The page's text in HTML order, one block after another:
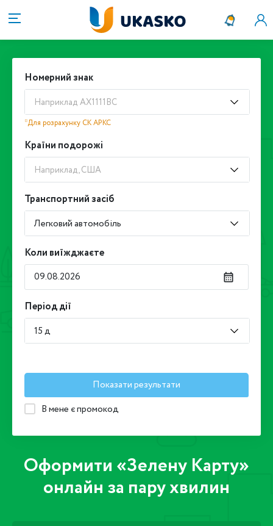
Оформити «Зелену Карту»
онлайн за пару хвилин
Номерний знак
Наприклад АХ1111ВС
*Для розрахунку СК АРКС
Країни подорожі
Наприклад, США
Транспортний засіб
Легковий автомобіль
Коли виїжджаєте
Період дії
15 д
Показати результати
В мене є промокод